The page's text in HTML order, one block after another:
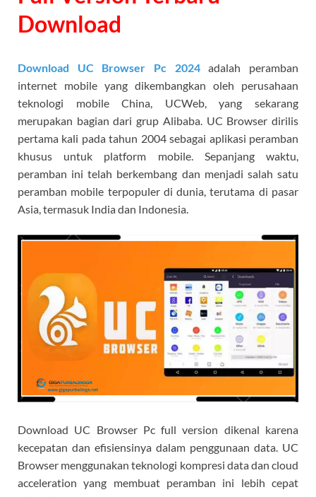
Download
Download UC Browser Pc 2024adalah peramban
internet mobile yang dikembangkan oleh perusahaan
teknologi mobile China, UCWeb, yang sekarang
merupakan bagian dari grup Alibaba. UC Browser dirilis
pertama kali pada tahun 2004 sebagai aplikasi peramban
khusus untuk platform mobile. Sepanjang waktu,
peramban ini telah berkembang dan menjadi salah satu
peramban mobile terpopuler di dunia, terutama di pasar
Asia, termasuk India dan Indonesia.
Download UC Browser Pc full version dikenal karena
kecepatan dan efisiensinya dalam penggunaan data. UC
Browser menggunakan teknologi kompresi data dan cloud
acceleration yang membuat peramban ini lebih cepat